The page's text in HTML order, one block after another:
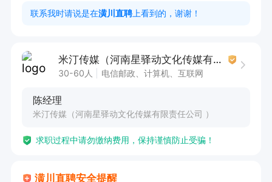
1、工作时间：全天24小时（时间自由 只要你努力
（每天六小时 一个月26天 放假四天
3、免费培训：零基础 零经验 专业团队帮你 视频
诚的心 还你一个美好的明天 全程免费 不收取任何
联系我时请说是在潢川直聘 上看到的，谢谢！
米汀传媒（河南星驿动文化传媒有限责任公司 ）
30-60人 电信邮政、计算机、互联网
陈经理
米汀传媒（河南星驿动文化传媒有限责任公司 ）
求职过程中请勿缴纳费用，保持谨慎防止受骗！
潢川直聘安全提醒